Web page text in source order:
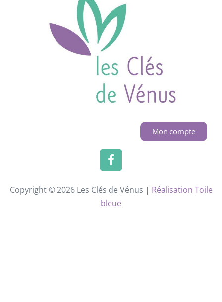
Mon compte
Copyright © 2026 Les Clés de Vénus | Réalisation Toile
bleue